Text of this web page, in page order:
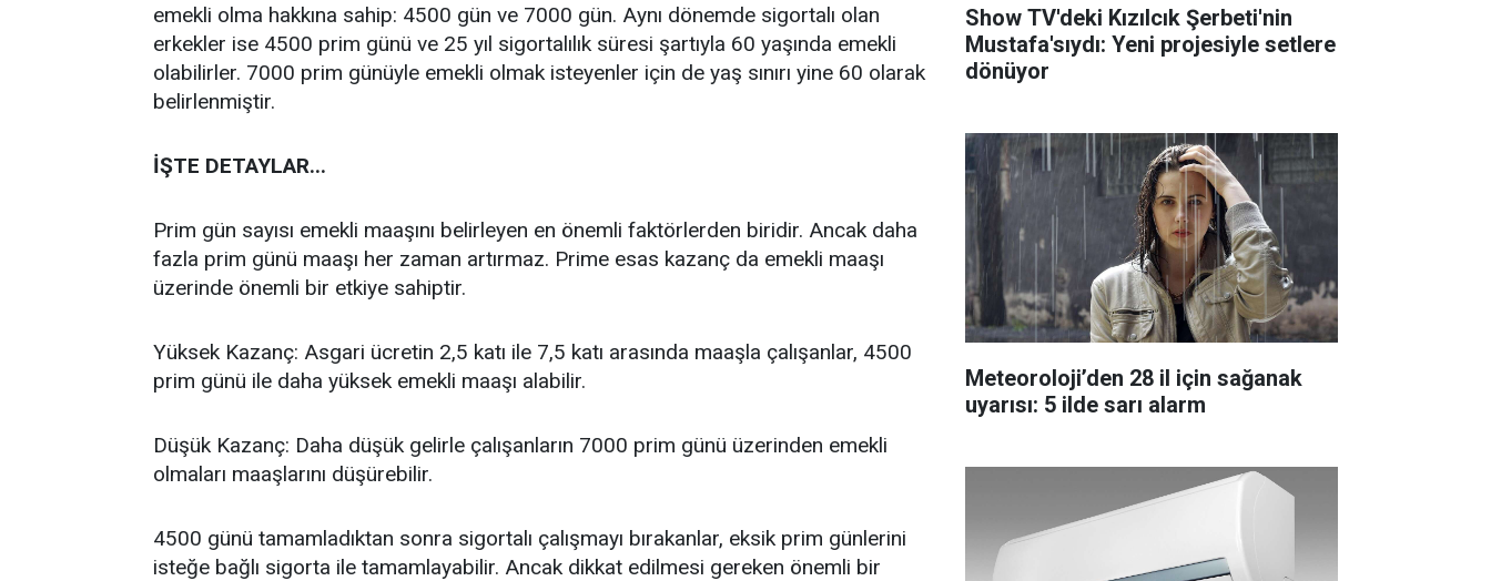
emekli olma hakkına sahip: 4500 gün ve 7000 gün. Aynı dönemde sigortalı olan
erkekler ise 4500 prim günü ve 25 yıl sigortalılık süresi şartıyla 60 yaşında emekli
olabilirler. 7000 prim günüyle emekli olmak isteyenler için de yaş sınırı yine 60 olarak
belirlenmiştir.
İŞTE DETAYLAR...
Prim gün sayısı emekli maaşını belirleyen en önemli faktörlerden biridir. Ancak daha
fazla prim günü maaşı her zaman artırmaz. Prime esas kazanç da emekli maaşı
üzerinde önemli bir etkiye sahiptir.
Yüksek Kazanç: Asgari ücretin 2,5 katı ile 7,5 katı arasında maaşla çalışanlar, 4500
prim günü ile daha yüksek emekli maaşı alabilir.
Düşük Kazanç: Daha düşük gelirle çalışanların 7000 prim günü üzerinden emekli
olmaları maaşlarını düşürebilir.
4500 günü tamamladıktan sonra sigortalı çalışmayı bırakanlar, eksik prim günlerini
isteğe bağlı sigorta ile tamamlayabilir. Ancak dikkat edilmesi gereken önemli bir
Show TV'deki Kızılcık Şerbeti'nin
Mustafa'sıydı: Yeni projesiyle setlere
dönüyor
Meteoroloji’den 28 il için sağanak
uyarısı: 5 ilde sarı alarm